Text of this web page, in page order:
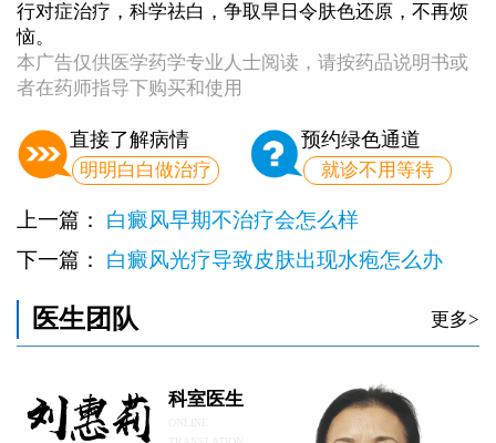
行对症治疗，科学祛白，争取早日令肤色还原，不再烦
恼。
本广告仅供医学药学专业人士阅读，请按药品说明书或
者在药师指导下购买和使用
直接了解病情
明明白白做治疗
预约绿色通道
就诊不用等待
上一篇： 白癜风早期不治疗会怎么样
下一篇： 白癜风光疗导致皮肤出现水疱怎么办
医生团队 更多>
科室医生